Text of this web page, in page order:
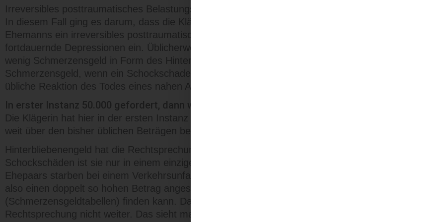
Irreversibles posttraumatisches Belastungssyndrom nach miterlebten Autounfall
In diesem Fall ging es darum, dass die Klägerin bei dem von ihr miterlebten Autounfall und Tod ihres
Ehemanns ein irreversibles posttraumatisches Belastungssyndrom erlitten hatte; außerdem stellten
fortdauernde Depressionen ein. Üblicherweise gibt es in Deutschland beim Tod eines Angehörigen
wenig Schmerzensgeld in Form des Hinterbliebenengeldes (
Schmerzensgeld, wenn ein Schockschaden vorliegt. Darunter versteht man eine über die natürliche
übliche Reaktion des Todes eines nahen Angehörigen hinausgehende „Überreaktion“.
In erster Instanz 50.000 gefordert, dann wurden Schmerzensgeld 100.000 € zugesprochen
Die Klägerin hat hier in der ersten Instanz 50.000 € eingefordert. Das ist ein Schmerzensgeldbetrag,
weit über den bisher üblichen Beträgen beim Schockschaden liegt.
Hinterbliebenengeld hat die Rechtsprechung bisher in Höhe von 3000-12.000 € zugesprochen; bei
Schockschäden ist sie nur in einem einzigen besonders erschütternden Einzelfall (alle drei Kinder
Ehepaars starben bei einem Verkehrsunfall gleichzeitig) über 25.000 € hinaus gegangen. Die
also einen doppelt so hohen Betrag angesetzt, wie man ihn den Rechtsprechungsübersichten
(Schmerzensgeldtabellen) finden kann. Das muss man manchmal so machen, sonst entwickelt sich
Rechtsprechung nicht weiter. Das sieht man besonders an diesem Fall. Der Versicherer hat